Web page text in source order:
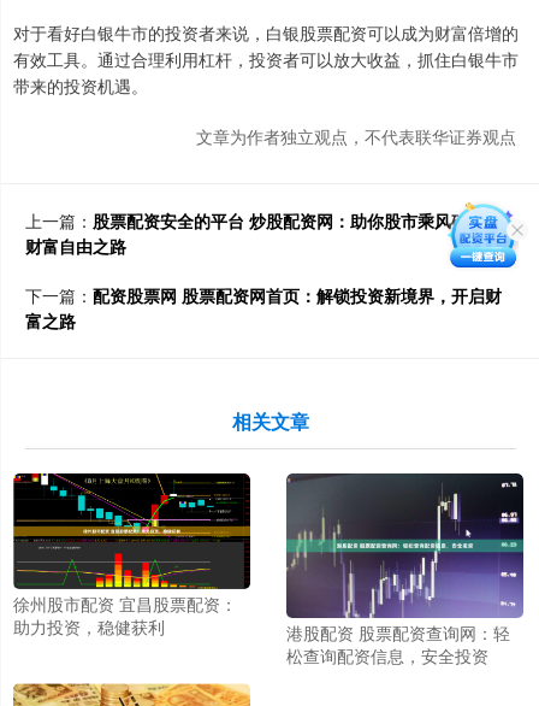
对于看好白银牛市的投资者来说，白银股票配资可以成为财富倍增的
有效工具。通过合理利用杠杆，投资者可以放大收益，抓住白银牛市
带来的投资机遇。
文章为作者独立观点，不代表联华证券观点
上一篇： 股票配资安全的平台 炒股配资网：助你股市乘风破浪，
财富自由之路
下一篇： 配资股票网 股票配资网首页：解锁投资新境界，开启财
富之路
相关文章
徐州股市配资 宜昌股票配资：
助力投资，稳健获利
港股配资 股票配资查询网：轻
松查询配资信息，安全投资